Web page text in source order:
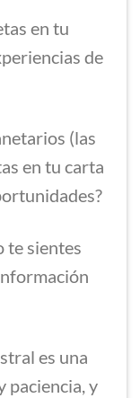
en tu
de
(las
en tu carta
te sientes
es una
paciencia, y